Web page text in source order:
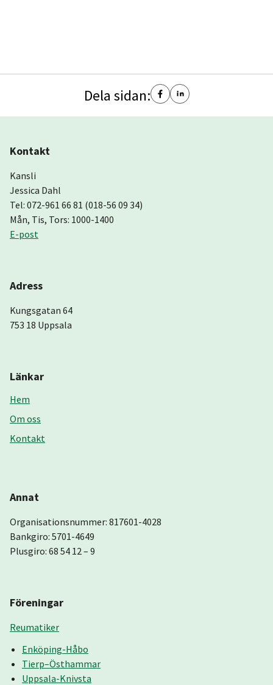
Dela sidan:
Kontakt
Kansli
Jessica Dahl
Tel: 072-961 66 81 (018-56 09 34)
Mån, Tis, Tors: 1000-1400
E-post
Adress
Kungsgatan 64
753 18 Uppsala
Länkar
Hem
Om oss
Kontakt
Annat
Organisationsnummer: 817601-4028
Bankgiro: 5701-4649
Plusgiro: 68 54 12 – 9
Föreningar
Reumatiker
Enköping-Håbo
Tierp–Östhammar
Uppsala-Knivsta